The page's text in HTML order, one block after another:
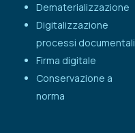
Dematerializzazione
Digitalizzazione
processi documentali
Firma digitale
Conservazione a
norma